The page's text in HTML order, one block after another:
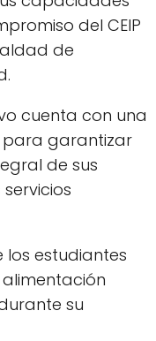
del CEIP
de
cuenta con una
para garantizar
de sus
estudiantes
su